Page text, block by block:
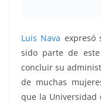
Luis Nava expresó
sido parte de
concluir su
de muchas
que la Universidad